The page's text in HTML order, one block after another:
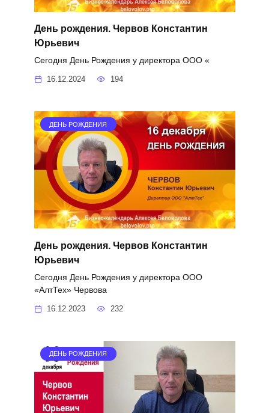
День рождения. Червов Константин
Юрьевич
Сегодня День Рождения у директора ООО «
16.12.2024 194
ДЕНЬ РОЖДЕНИЯ
День рождения. Червов Константин
Юрьевич
Сегодня День Рождения у директора ООО
«АлтТех» Червова
16.12.2023 232
ДЕНЬ РОЖДЕНИЯ